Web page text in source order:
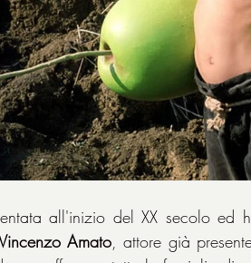
all'inizio del XX secolo ed
Amato , attore già